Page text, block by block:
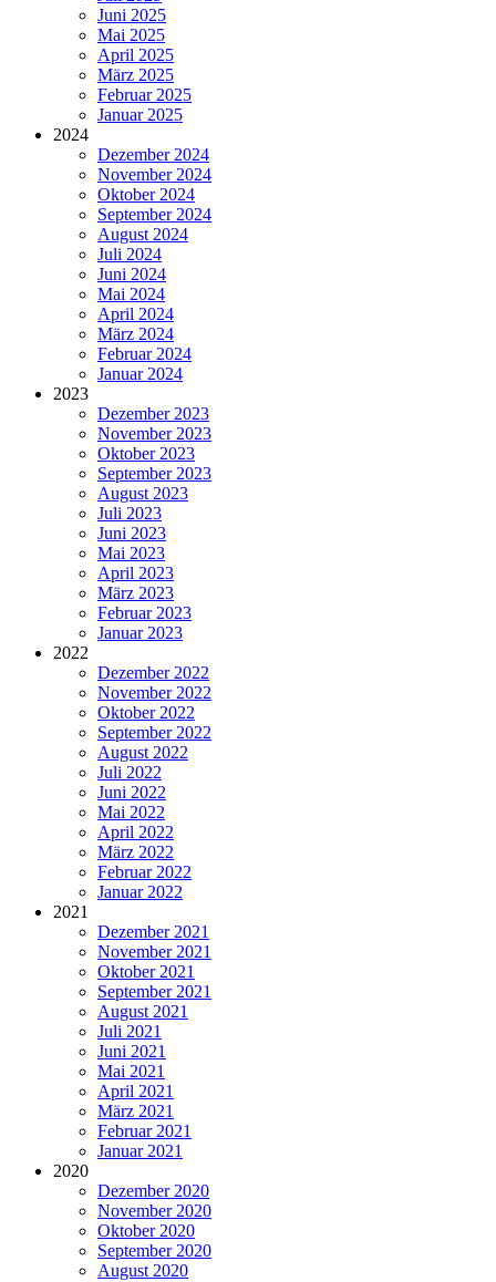
Juni 2025
Mai 2025
April 2025
März 2025
Februar 2025
Januar 2025
2024
Dezember 2024
November 2024
Oktober 2024
September 2024
August 2024
Juli 2024
Juni 2024
Mai 2024
April 2024
März 2024
Februar 2024
Januar 2024
2023
Dezember 2023
November 2023
Oktober 2023
September 2023
August 2023
Juli 2023
Juni 2023
Mai 2023
April 2023
März 2023
Februar 2023
Januar 2023
2022
Dezember 2022
November 2022
Oktober 2022
September 2022
August 2022
Juli 2022
Juni 2022
Mai 2022
April 2022
März 2022
Februar 2022
Januar 2022
2021
Dezember 2021
November 2021
Oktober 2021
September 2021
August 2021
Juli 2021
Juni 2021
Mai 2021
April 2021
März 2021
Februar 2021
Januar 2021
2020
Dezember 2020
November 2020
Oktober 2020
September 2020
August 2020